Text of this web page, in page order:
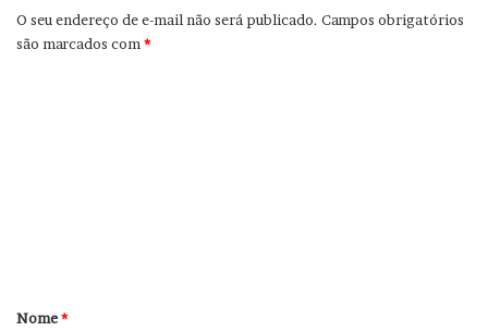
O seu endereço de e-mail não será publicado. Campos obrigatórios
são marcados com *
r
Nome*